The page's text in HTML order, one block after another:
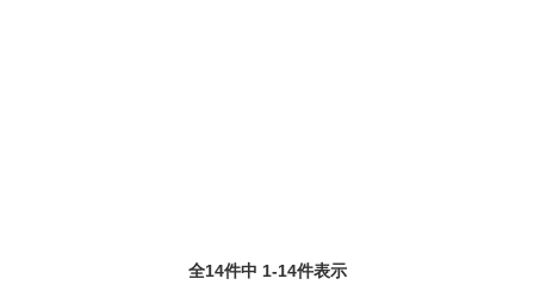
全14件中 1-14件表示